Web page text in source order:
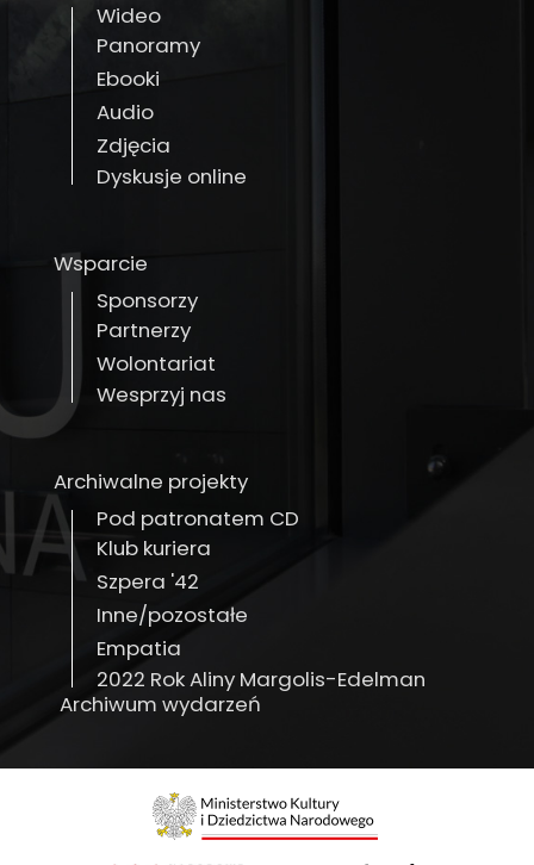
Wideo
Panoramy
Ebooki
Audio
Zdjęcia
Dyskusje online
Wsparcie
Sponsorzy
Partnerzy
Wolontariat
Wesprzyj nas
Archiwalne projekty
Pod patronatem CD
Klub kuriera
Szpera '42
Inne/pozostałe
Empatia
2022 Rok Aliny Margolis-Edelman
Archiwum wydarzeń